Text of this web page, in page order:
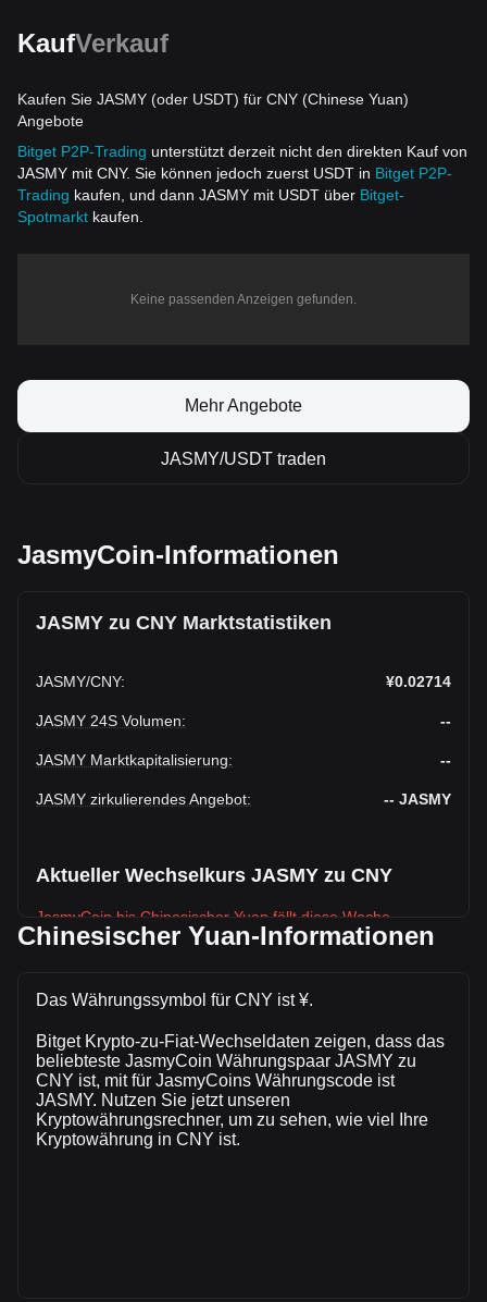
KaufVerkauf
Kaufen Sie JASMY (oder USDT) für CNY (Chinese Yuan)
Angebote
Bitget P2P-Trading unterstützt derzeit nicht den direkten Kauf von
JASMY mit CNY. Sie können jedoch zuerst USDT in Bitget P2P-
Trading kaufen, und dann JASMY mit USDT über Bitget-
Spotmarkt kaufen.
Keine passenden Anzeigen gefunden.
Mehr Angebote
JASMY/USDT traden
JasmyCoin-Informationen
JASMY zu CNY Marktstatistiken
JASMY/CNY: ¥0.02714
JASMY 24S Volumen: --
JASMY Marktkapitalisierung: --
JASMY zirkulierendes Angebot: -- JASMY
Aktueller Wechselkurs JASMY zu CNY
JasmyCoin bis Chinesischer Yuan fällt diese Woche.
auf Grundlage eines zirkulierenden Angebots von -- JASMY.
24 Stunden um --% (¥-- CNY) verändert. Am vorherigen
Handelstag lag das Handelsvolumen von JASMY bei ¥--.
Mehr Informationen über JasmyCoin auf
Bitget
Chinesischer Yuan-Informationen
Das Währungssymbol für CNY ist ¥.
Bitget Krypto-zu-Fiat-Wechseldaten zeigen, dass das
beliebteste JasmyCoin Währungspaar JASMY zu
CNY ist, mit für JasmyCoins Währungscode ist
JASMY. Nutzen Sie jetzt unseren
Kryptowährungsrechner, um zu sehen, wie viel Ihre
Kryptowährung in CNY ist.